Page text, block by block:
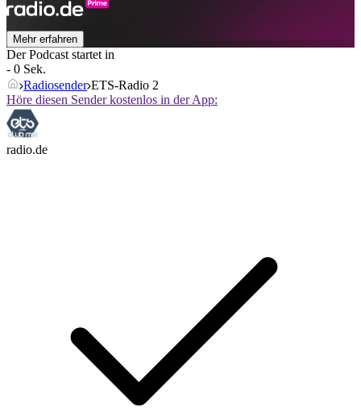
Mehr erfahren
Der Podcast startet in
- 0 Sek.
Radiosender ETS-Radio 2
Höre diesen Sender kostenlos in der App:
radio.de